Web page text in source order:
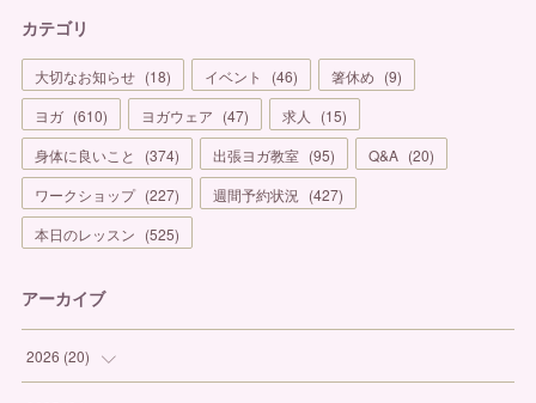
カテゴリ
大切なお知らせ (18) イベント (46) 箸休め (9)
ヨガ (610) ヨガウェア (47) 求人 (15)
身体に良いこと
(374) 出張ヨガ教室 (95) Q&A (20)
ワークショップ (227) 週間予約状況 (427)
本日のレッスン (525)
アーカイブ
2026 (20)